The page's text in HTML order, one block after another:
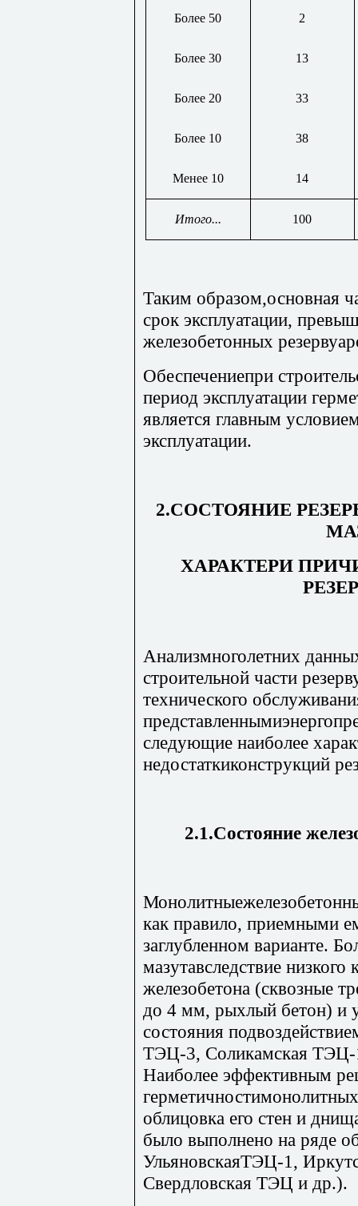
Более 50 2
Более 30 13
Более 20 33
Более 10 38
Менее 10 14
Итого... 100
Таким образом,основная
срок эксплуатации,
железобетонных
Обеспечениепри
период эксплуатации
является главным
эксплуатации.
2.СОСТОЯНИЕ
ХАРАКТЕРИ
Анализмноголетних
строительной части
технического
следующие наиболее
недостаткиконструкций
2.1.Состояние
как правило, приемными
заглубленном варианте.
мазутавследствие низкого
железобетона (сквозные
до 4 мм, рыхлый бетон) и
состояния
ТЭЦ-3, Соликамская
Наиболее эффективным
облицовка его стен и
было выполнено на ряде
УльяновскаяТЭЦ-1,
Свердловская ТЭЦ и др.).